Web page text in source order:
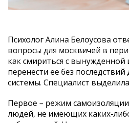
Психолог Алина Белоусова
вопросы для москвичей в
как смириться с вынужденной
перенести ее без
системы. Специалист
Первое – режим самоизоляции
людей, не имеющих каких-